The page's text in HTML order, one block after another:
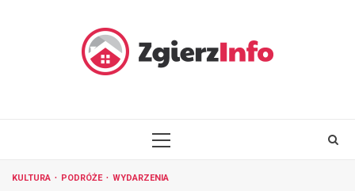
PRIMARY
KULTURA PODRÓŻE WYDARZENIA